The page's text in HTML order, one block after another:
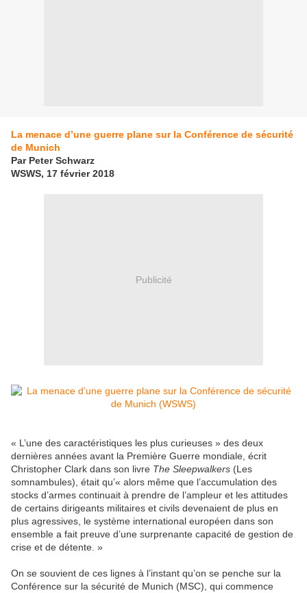
La menace d’une guerre plane sur la Conférence de sécurité
de Munich
Par Peter Schwarz
WSWS, 17 février 2018
Publicité
« L’une des caractéristiques les plus curieuses » des deux
dernières années avant la Première Guerre mondiale, écrit
Christopher Clark dans son livre The Sleepwalkers (Les
somnambules), était qu’« alors même que l’accumulation des
stocks d’armes continuait à prendre de l’ampleur et les attitudes
de certains dirigeants militaires et civils devenaient de plus en
plus agressives, le système international européen dans son
ensemble a fait preuve d’une surprenante capacité de gestion de
crise et de détente. »
On se souvient de ces lignes à l’instant qu’on se penche sur la
Conférence sur la sécurité de Munich (MSC), qui commence